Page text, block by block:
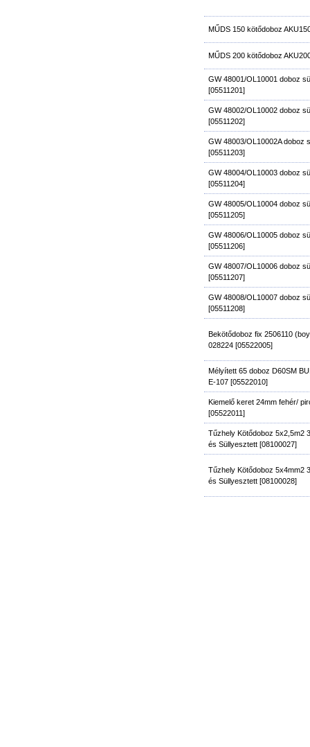
MŰDS 150 kötődoboz
MŰDS 200 kötődoboz
GW 48001/OL10001 doboz
[05511201]
GW 48002/OL10002 doboz
[05511202]
GW 48003/OL10002A doboz
[05511203]
GW 48004/OL10003 doboz
[05511204]
GW 48005/OL10004 doboz
[05511205]
GW 48006/OL10005 doboz
[05511206]
GW 48007/OL10006 doboz
[05511207]
GW 48008/OL10007 doboz
[05511208]
Bekötődoboz fix 2506110
028224 [05522005]
Mélyített 65 doboz D60SM
E-107 [05522010]
Kiemelő keret 24mm fehér/
[05522011]
Tűzhely Kötődoboz 5x2,5m2
és Süllyesztett [08100027]
Tűzhely Kötődoboz 5x4mm2
és Süllyesztett [08100028]